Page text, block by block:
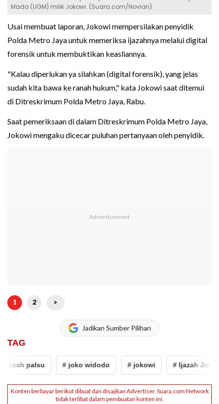
Mada (UGM) milik Jokowi. (Suara.com/Novian)
Usai membuat laporan, Jokowi mempersilakan penyidik
Polda Metro Jaya untuk memeriksa ijazahnya melalui digital
forensik untuk membuktikan keasliannya.
"Kalau diperlukan ya silahkan (digital forensik), yang jelas
sudah kita bawa ke ranah hukum," kata Jokowi saat ditemui
di Ditreskrimum Polda Metro Jaya, Rabu.
Saat pemeriksaan di dalam Ditreskrimum Polda Metro Jaya,
Jokowi mengaku dicecar puluhan pertanyaan oleh penyidik.
1 2 >
Jadikan Sumber Pilihan
TAG
palsu # joko widodo # jokowi # Ijazah Jokowi